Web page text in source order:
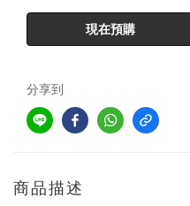
現在預購
分享到
商品描述